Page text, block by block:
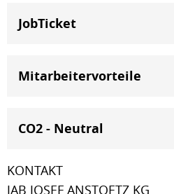
JobTicket
Mitarbeitervorteile
CO2 - Neutral
KONTAKT
JAB JOSEF ANSTOETZ KG